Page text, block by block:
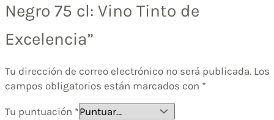
Negro 75 cl: Vino Tinto de
Excelencia”
Tu dirección de correo electrónico no será publicada. Los
campos obligatorios están marcados con *
Tu puntuación *